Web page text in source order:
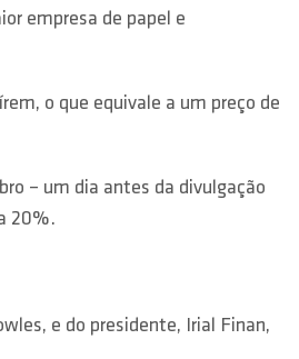
empresa de papel e
o que equivale a um preço de
– um dia antes da divulgação
20%.
e do presidente, Irial Finan,